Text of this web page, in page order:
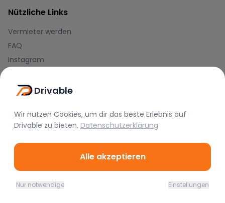
Nützliche Links
Vermieter werden
FAQ
Instagram
Nutzungsbedingungen
Impressum
Blog
Drivable
Wir nutzen Cookies, um dir das beste Erlebnis auf
Drivable zu bieten. Datenschutzerklärung
Alle akzeptieren
Nur notwendige Einstellungen